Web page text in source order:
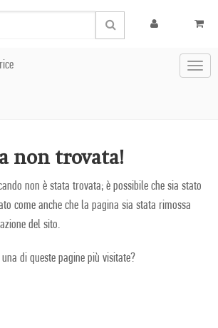
non trovata!
non è stata trovata; è possibile che sia stato
come anche che la pagina sia stata rimossa
del sito.
di queste pagine più visitate?